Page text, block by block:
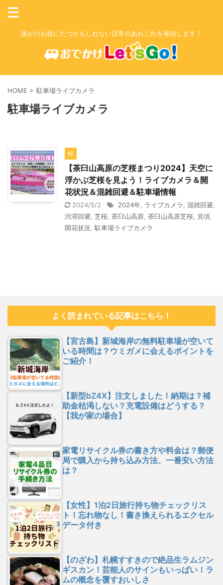
誰かのお役にたつかもしれない日常のあれこれを発信します！
HOME > 駐車場ライブカメラ
駐車場ライブカメラ
桜
【茶臼山高原の芝桜まつり2024】天空に
浮かぶ芝桜を見よう！ライブカメラ＆開
花状況＆混雑回避＆駐車場情報
2024/5/2 2024年 ライブカメラ 混雑回避
渋滞回避 芝桜 茶臼山高原 茶臼山高原芝桜 見頃
開花状況
駐車場ライブカメラ
よく読まれている記事はこちら！
【宮古島】新城海岸の無料駐車場が空いて
いる時間は？ウミガメに会えるポイントを
ご紹介！
【新型bZ4X】注文しました！納期は？補
助金枯渇しない？充電設備はどうする？
【我が家の場合】
家電リサイクル券の書き方や料金は？郵便
局で購入から持ち込み方法、一番安い方法
は？
【女性】1泊2日旅行持ち物チェックリス
ト！忘れ物なし！書き換えられるエクセル
データ付き
【のざわ】札幌すすきので絶品生ラムジン
ギスカン！芸能人のサインもいっぱい！ラ
ムの概念を覆すおいしさ